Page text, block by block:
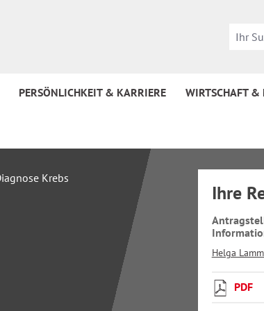
PERSÖNLICHKEIT & KARRIERE WIRTSCHAFT
Ihre
Helga
PDF